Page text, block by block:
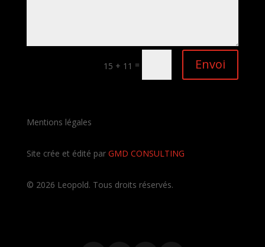
15 + 11 = Envoi
Mentions légales
Site crée et édité par GMD CONSULTING
© 2026 Leopold. Tous droits réservés.